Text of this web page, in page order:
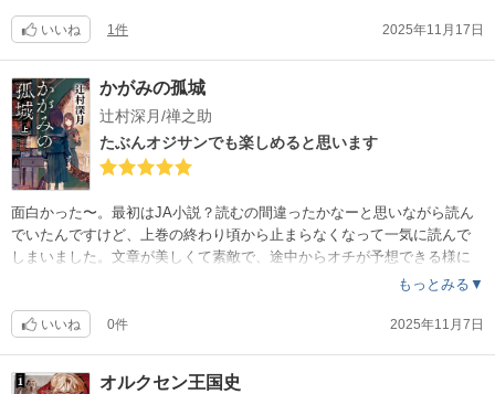
いいね 1件 2025年11月17日
かがみの孤城
辻村深月/禅之助
たぶんオジサンでも楽しめると思います
面白かった〜。最初はJA小説？読むの間違ったかなーと思いながら読ん
でいたんですけど、上巻の終わり頃から止まらなくなって一気に読んで
しまいました。文章が美しくて素敵で、途中からオチが予想できる様に
描いてあるのですが、それでいて読ませる文章力がすごかったです。そ
。
もっとみる▼
いいね 0件 2025年11月7日
オルクセン王国史